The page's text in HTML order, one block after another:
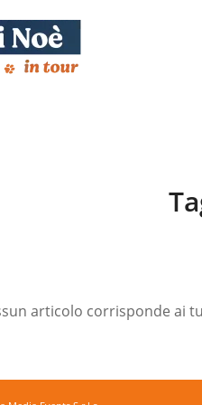
articolo corrisponde ai